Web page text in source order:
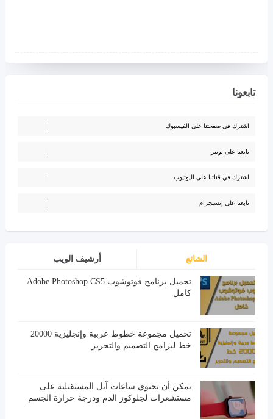
تابعونا
اشترك في صفحتنا على الفيسبوك
تابعنا على تويتر
اشترك في قناتنا على اليوتيوب
تابعنا على إنستجرام
الشائع أرشيف الويب
تحميل برنامج فوتوشوب Adobe Photoshop CS5
كامل
تحميل مجموعة خطوط عربية وإنجليزية 20000
خط لبرامج التصميم والتحرير
يمكن أن تحتوي ساعات آبل المستقبلية على
مستشعرات لجلوكوز الدم ودرجة حرارة الجسم